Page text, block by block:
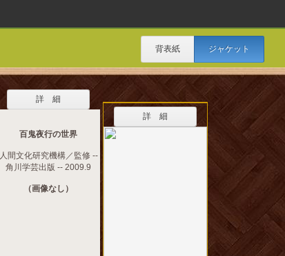
背表紙 ジャケット
詳 細
百鬼夜行の世界
人間文化研究機構／監修 --
角川学芸出版 -- 2009.9
（画像なし）
詳 細